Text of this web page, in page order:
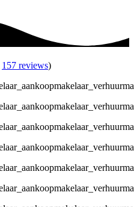
157 reviews)